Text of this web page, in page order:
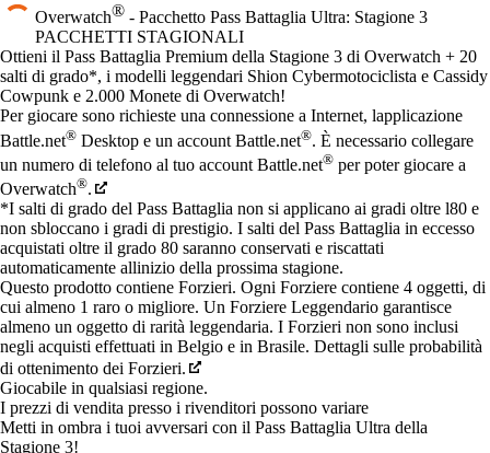
Overwatch® - Pacchetto Pass Battaglia Ultra: Stagione 3
PACCHETTI STAGIONALI
Product Notification
Ottieni il Pass Battaglia Premium della Stagione 3 di Overwatch + 20
salti di grado*, i modelli leggendari Shion Cybermotociclista e Cassidy
Cowpunk e 2.000 Monete di Overwatch!
Prezzo
Available actions
Per giocare sono richieste una connessione a Internet, lapplicazione
Battle.net® Desktop e un account Battle.net®. È necessario collegare
un numero di telefono al tuo account Battle.net® per poter giocare a
Overwatch®.
*I salti di grado del Pass Battaglia non si applicano ai gradi oltre l80 e
non sbloccano i gradi di prestigio. I salti del Pass Battaglia in eccesso
acquistati oltre il grado 80 saranno conservati e riscattati
automaticamente allinizio della prossima stagione.
Questo prodotto contiene Forzieri. Ogni Forziere contiene 4 oggetti, di
cui almeno 1 raro o migliore. Un Forziere Leggendario garantisce
almeno un oggetto di rarità leggendaria. I Forzieri non sono inclusi
negli acquisti effettuati in Belgio e in Brasile. Dettagli sulle probabilità
di ottenimento dei Forzieri.
Giocabile in qualsiasi regione.
I prezzi di vendita presso i rivenditori possono variare
Metti in ombra i tuoi avversari con il Pass Battaglia Ultra della
Stagione 3!